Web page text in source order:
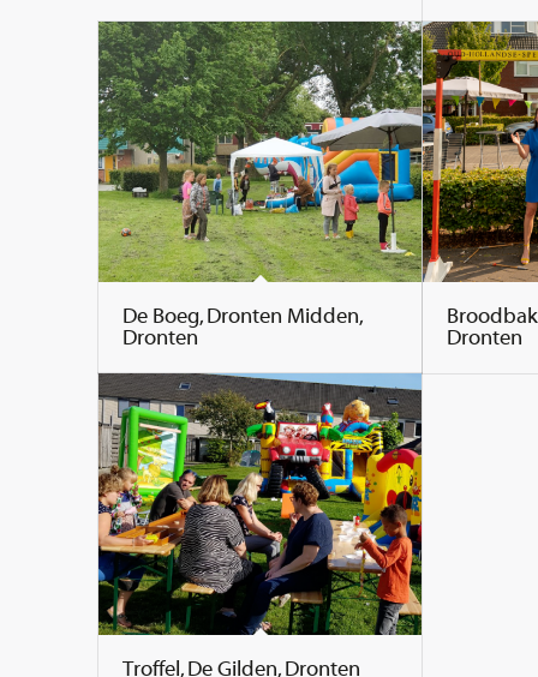
De Boeg, Dronten Midden,
Dronten
Dronten
Troffel, De Gilden, Dronten